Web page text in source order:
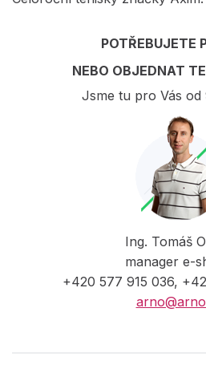
POTŘEBUJETE
NEBO OBJEDNAT
Jsme tu pro Vás od
Ing. Tomáš
manager e-
+420 577 915 036,